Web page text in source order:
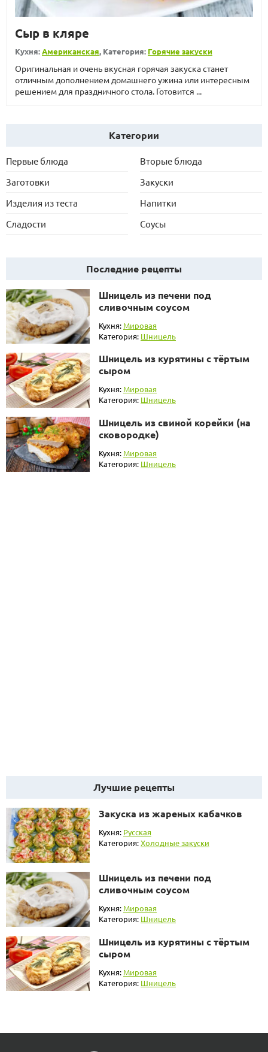
Сыр в кляре
Кухня:Американская, Категория: Горячие закуски
Оригинальная и очень вкусная горячая закуска станет
отличным дополнением домашнего ужина или интересным
решением для праздничного стола. Готовится ...
Категории
Первые блюда
Вторые блюда
Заготовки
Закуски
Изделия из теста
Напитки
Сладости
Соусы
Последние рецепты
Шницель из печени под
сливочным соусом
Кухня: Мировая
Категория: Шницель
Шницель из курятины с тёртым
сыром
Кухня:Мировая
Категория: Шницель
Шницель из свиной корейки (на
сковородке)
Кухня: Мировая
Категория: Шницель
Лучшие рецепты
Закуска из жареных кабачков
Кухня: Русская
Категория:Холодные закуски
Шницель из печени под
сливочным соусом
Кухня: Мировая
Категория: Шницель
Шницель из курятины с тёртым
сыром
Кухня: Мировая
Категория: Шницель